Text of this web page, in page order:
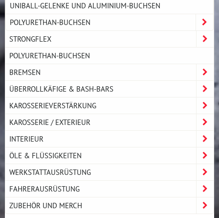
UNIBALL-GELENKE UND ALUMINIUM-BUCHSEN
POLYURETHAN-BUCHSEN
STRONGFLEX
POLYURETHAN-BUCHSEN
BREMSEN
ÜBERROLLKÄFIGE & BASH-BARS
KAROSSERIEVERSTÄRKUNG
KAROSSERIE / EXTERIEUR
INTERIEUR
ÖLE & FLÜSSIGKEITEN
WERKSTATTAUSRÜSTUNG
FAHRERAUSRÜSTUNG
ZUBEHÖR UND MERCH